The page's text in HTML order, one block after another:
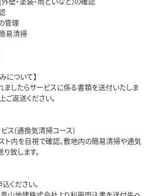
管理
易清掃
について】
したらサービスに係る書類を送付いたしま
ご返送ください。
ス(通換気清掃コース)
ト内を目視で確認。敷地内の簡易清掃や通気
致します。
ください。